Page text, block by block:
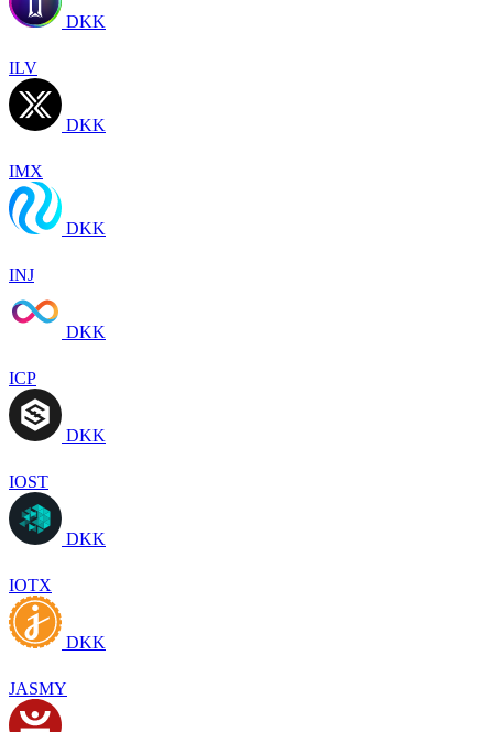
DKK
ILV
DKK
IMX
DKK
INJ
DKK
ICP
DKK
IOST
DKK
IOTX
DKK
JASMY